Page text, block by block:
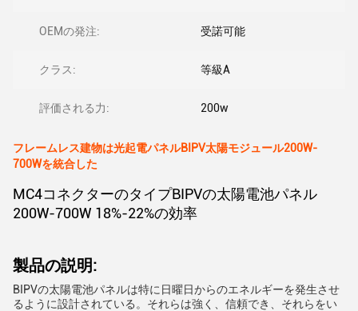
OEMの発注: 受諾可能
クラス: 等級A
評価される力: 200w
フレームレス建物は光起電パネルBIPV太陽モジュール200W-
700Wを統合した
MC4コネクターのタイプBIPVの太陽電池パネル
200W-700W 18%-22%の効率
製品の説明:
BIPVの太陽電池パネルは特に日曜日からのエネルギーを発生させ
るように設計されている。それらは強く、信頼でき、それらをい